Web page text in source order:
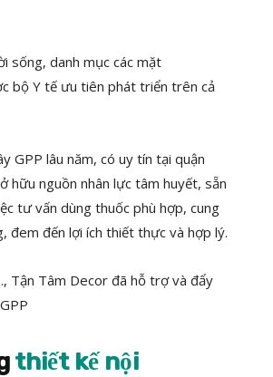
sống, danh mục các mặt
bộ Y tế ưu tiên phát triển trên cả
GPP lâu năm, có uy tín tại quận
hữu nguồn nhân lực tâm huyết, sẵn
tư vấn dùng thuốc phù hợp, cung
đem đến lợi ích thiết thực và hợp lý.
Tận Tâm Decor đã hỗ trợ và đẩy
thiết kế nội